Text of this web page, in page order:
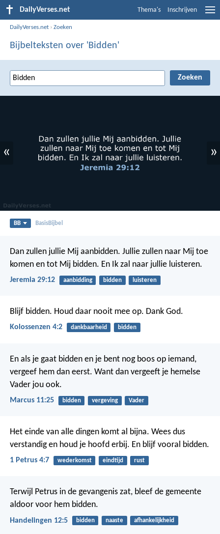
DailyVerses.net Thema's Inschrijven
DailyVerses.net ›Zoeken
Bijbelteksten over 'Bidden'
« »
BB BasisBijbel
Dan zullen jullie Mij aanbidden. Jullie zullen naar Mij toe
komen en tot Mij bidden. En Ik zal naar jullie luisteren.
Jeremia 29:12 aanbidding bidden luisteren
Blijf bidden. Houd daar nooit mee op. Dank God.
Kolossenzen 4:2 dankbaarheid bidden
En als je gaat bidden en je bent nog boos op iemand,
vergeef hem dan eerst. Want dan vergeeft je hemelse
Vader jou ook.
Marcus 11:25 bidden vergeving Vader
Het einde van alle dingen komt al bijna. Wees dus
verstandig en houd je hoofd erbij. En blijf vooral bidden.
1 Petrus 4:7 wederkomst eindtijd rust
Terwijl Petrus in de gevangenis zat, bleef de gemeente
aldoor voor hem bidden.
Handelingen 12:5 bidden naaste afhankelijkheid